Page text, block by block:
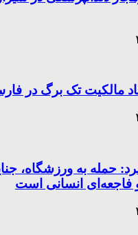
مالکیت تک برگ در
حمله به ورزشگاه،
فاجعه‌ای انسانی است